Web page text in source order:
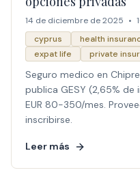
14 de diciembre de 2025 •
cyprus
health
expat life
private
Seguro medico en
publica GESY (2,65%
EUR 80-350/mes.
inscribirse.
Leer más